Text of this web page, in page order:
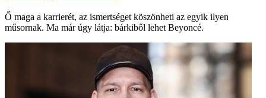
Ő maga a karrierét, az ismertséget köszönheti az egyik ilyen
műsornak. Ma már úgy látja: bárkiből lehet Beyoncé.